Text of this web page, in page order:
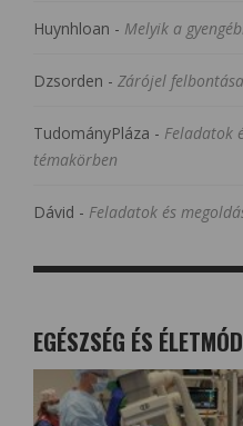
Huynhloan - Melyik a
Dzsorden - Zárójel felbontása
TudományPláza - Feladatok
témakörben
Dávid - Feladatok és
EGÉSZSÉG ÉS ÉLETMÓD